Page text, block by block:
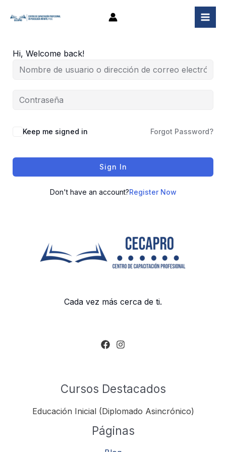
Hi, Welcome back!
Keep me signed in Forgot Password?
Sign In
Don't have an account?Register Now
Cada vez más cerca de ti.
Cursos Destacados
Educación Inicial (Diplomado Asincrónico)
Páginas